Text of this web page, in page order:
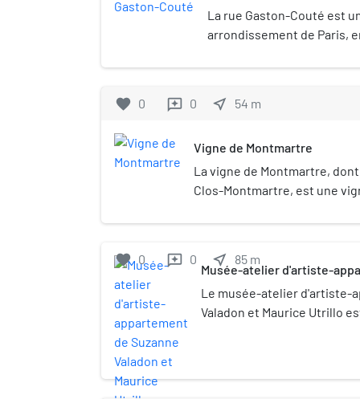
La rue Gaston-Couté est
arrondissement de Paris,
favorite 0 reviews 0 near_me 54 m
Vigne de Montmartre
La vigne de Montmartre,
Clos-Montmartre, est une
favorite 0 reviews 0 near_me 85 m
Musée-atelier d'artiste-
Le musée-atelier d'artiste-
Valadon et Maurice Utrillo